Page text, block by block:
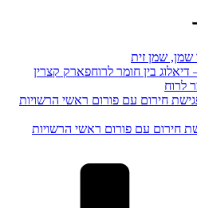
שמן, שמן זית
פארק קצרין
לרוח
חירום עם פורום ראשי הרשויות